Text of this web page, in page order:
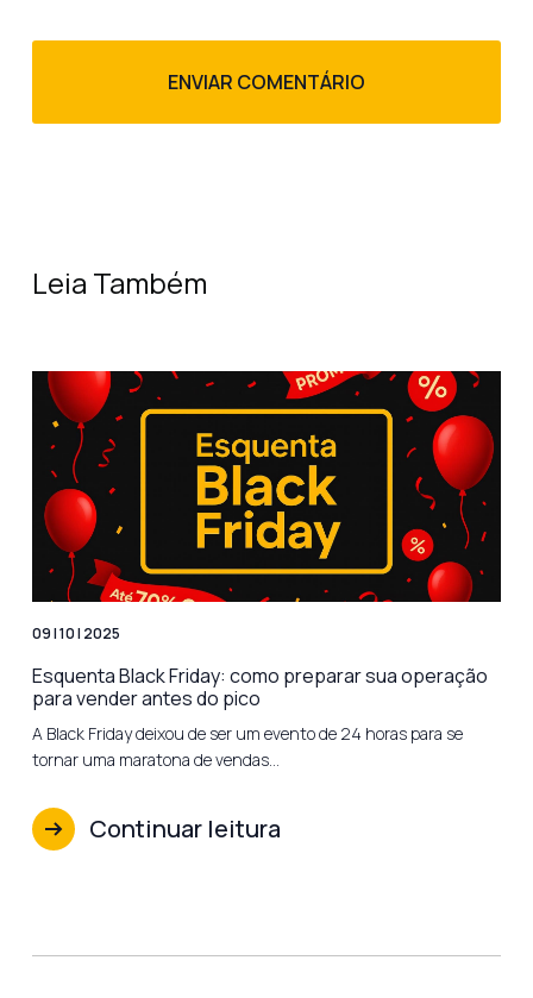
Leia Também
09 | 10 | 2025
Esquenta Black Friday: como preparar sua operação
para vender antes do pico
A Black Friday deixou de ser um evento de 24 horas para se
tornar uma maratona de vendas…
Continuar leitura